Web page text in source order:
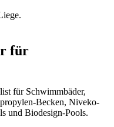
für
für Schwimmbäder,
Becken, Niveko-
und Biodesign-Pools.